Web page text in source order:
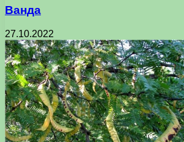
Ванда
27.10.2022